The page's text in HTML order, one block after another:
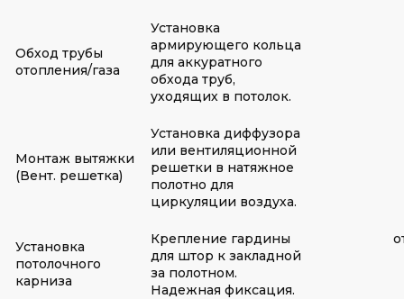
Обход трубы
отопления/газа
Установка
армирующего кольца
для аккуратного
обхода труб,
уходящих в потолок.
Монтаж вытяжки
(Вент. решетка)
Установка диффузора
или вентиляционной
решетки в натяжное
полотно для
циркуляции воздуха.
Установка
потолочного
карниза
Крепление гардины
для штор к закладной
за полотном.
Надежная фиксация.